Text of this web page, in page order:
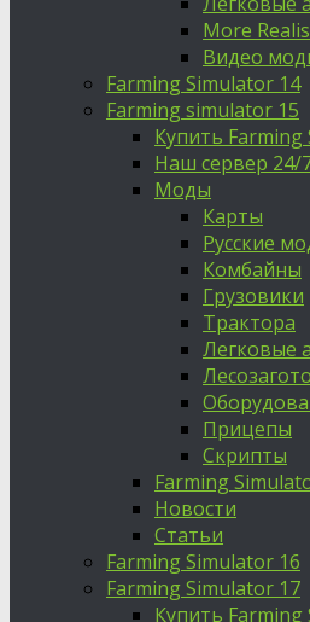
More
Видео
Farming Simulator 14
Farming simulator 15
Купить Farming
Наш сервер 24/
Моды
Карты
Русские
Комбайны
Грузовики
Трактора
Легковые
Прицепы
Скрипты
Farming
Новости
Статьи
Farming Simulator 16
Farming Simulator 17
Купить